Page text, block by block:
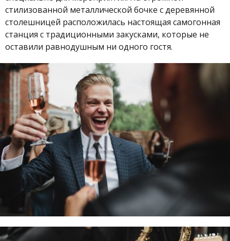
стилизованной металлической бочке с деревянной
столешницей расположилась настоящая самогонная
станция с традиционными закусками, которые не
оставили равнодушным ни одного гостя.